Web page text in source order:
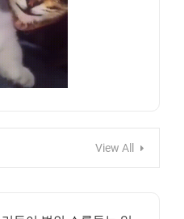
View All